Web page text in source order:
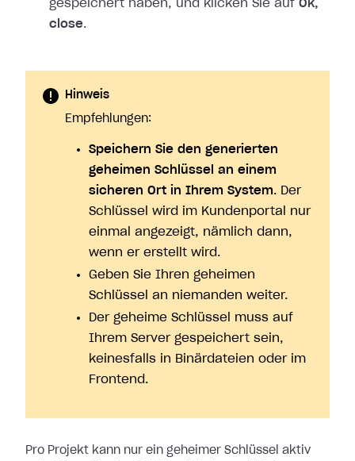
gespeichert haben, und klicken Sie auf Ok,
close.
Hinweis
Empfehlungen:
Speichern Sie den generierten
geheimen Schlüssel an einem
sicheren Ort in Ihrem System. Der
Schlüssel wird im Kundenportal nur
einmal angezeigt, nämlich dann,
wenn er erstellt wird.
Geben Sie Ihren geheimen
Schlüssel an niemanden weiter.
Der geheime Schlüssel muss auf
Ihrem Server gespeichert sein,
keinesfalls in Binärdateien oder im
Frontend.
Pro Projekt kann nur ein geheimer Schlüssel aktiv